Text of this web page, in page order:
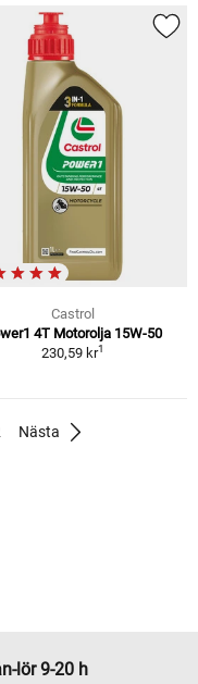
Castrol
4T Motorolja 15W-50
230,59 kr1
Nästa
lör 9-20 h